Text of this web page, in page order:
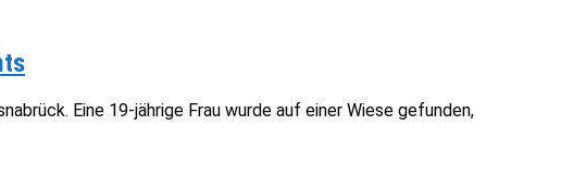
Eine 19-jährige Frau wurde auf einer Wiese gefunden,